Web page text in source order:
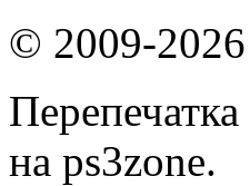
© 2009-2026
на ps3zone.